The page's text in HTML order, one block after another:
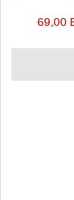
69,00